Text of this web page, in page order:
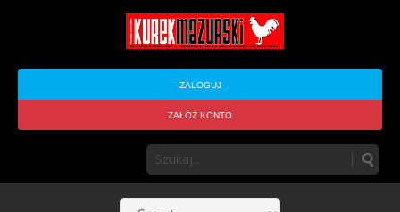
ZALOGUJ
ZAŁÓŻ KONTO